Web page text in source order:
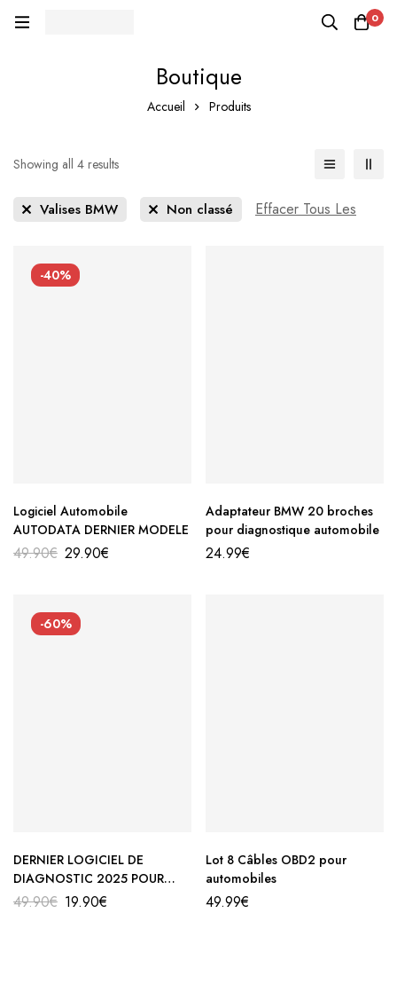
0
Boutique
Accueil Produits
Showing all 4 results
Valises BMW Non classé Effacer Tous Les
-40%
Logiciel Automobile
AUTODATA DERNIER MODELE
49.90€ 29.90€
Adaptateur BMW 20 broches
pour diagnostique automobile
24.99€
-60%
DERNIER LOGICIEL DE
DIAGNOSTIC 2025 POUR
MISE A JOUR DELPHI DS 150 E
49.90€ 19.90€
Lot 8 Câbles OBD2 pour
automobiles
49.99€